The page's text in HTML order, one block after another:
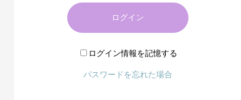
ログイン
ログイン情報を記憶する
パスワードを忘れた場合